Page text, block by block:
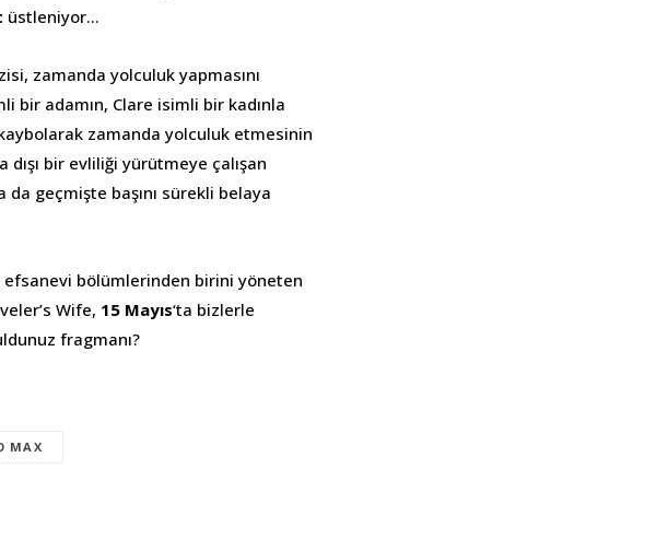
üstleniyor…
zamanda yolculuk yapmasını
bir adamın, Clare isimli bir kadınla
zamanda yolculuk etmesinin
bir evliliği yürütmeye çalışan
da geçmişte başını sürekli belaya
efsanevi bölümlerinden birini yöneten
Wife, 15 Mayıs‘ta bizlerle
fragmanı?
MAX